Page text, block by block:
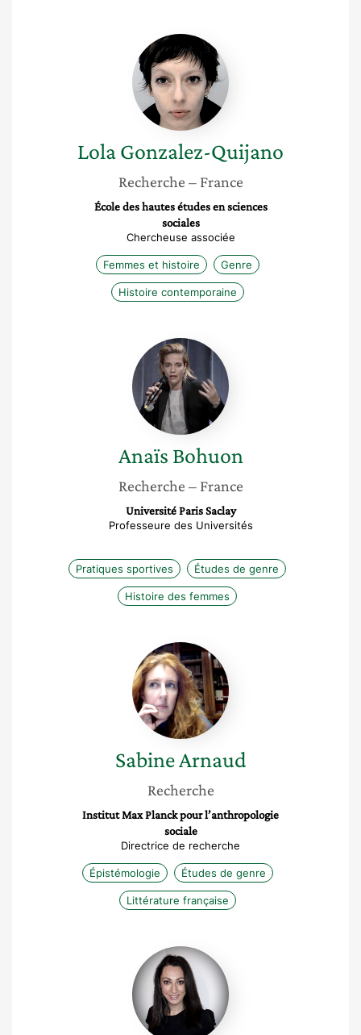
Lola
Gonzalez-
Quijano
LolaGonzalez-Quijano
Recherche – France
École des hautes études en sciences
sociales
Chercheuse associée
Femmes et histoire Genre
Histoire contemporaine
Anaïs
Bohuon
Anaïs Bohuon
Recherche – France
Université Paris Saclay
Professeure des Universités
Pratiques sportives Études de genre
Histoire des femmes
Sabine
Arnaud
SabineArnaud
Recherche
Institut Max Planck pour l’anthropologie
sociale
Directrice de recherche
Épistémologie Études de genre
Littérature française
Judith
Aziza